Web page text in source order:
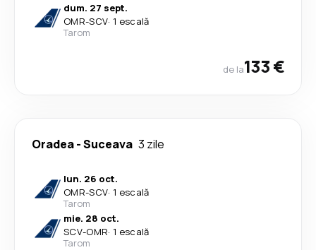
dum. 27 sept.
OMR-SCV· 1 escală
Tarom
de la133 €
Oradea-Suceava 3 zile
lun. 26 oct.
OMR-SCV· 1 escală
Tarom
mie. 28 oct.
SCV-OMR· 1 escală
Tarom